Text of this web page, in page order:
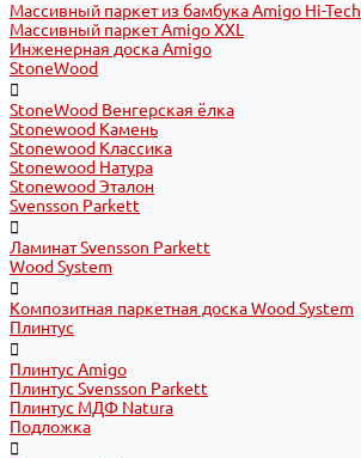
Массивный паркет из бамбука Amigo Hi-Tech
Массивный паркет Amigo XXL
Инженерная доска Amigo
StoneWood
StoneWood Венгерская ёлка
Stonewood Камень
Stonewood Классика
Stonewood Натура
Stonewood Эталон
Svensson Parkett
Ламинат Svensson Parkett
Wood System
Композитная паркетная доска Wood System
Плинтус
Плинтус Amigo
Плинтус Svensson Parkett
Плинтус МДФ Natura
Подложка